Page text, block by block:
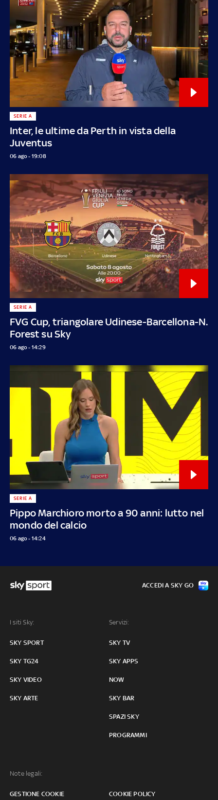
Inter, le ultime da Perth in vista della
Juventus
SERIE A
06 ago - 19:08
FVG Cup, triangolare Udinese-Barcellona-N.
Forest su Sky
SERIE A
06 ago - 14:29
Pippo Marchioro morto a 90 anni: lutto nel
mondo del calcio
SERIE A
06 ago - 14:24
I siti Sky:
SKY SPORT
SKY TG24
SKY VIDEO
SKY ARTE
Servizi:
SKY TV
SKY APPS
NOW
SKY BAR
SPAZI SKY
PROGRAMMI
Note legali:
GESTIONE COOKIE COOKIE POLICY
ACCEDI A SKY GO